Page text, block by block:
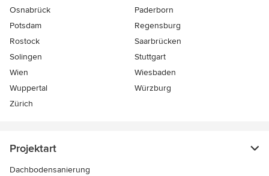
Osnabrück
Paderborn
Potsdam
Regensburg
Rostock
Saarbrücken
Solingen
Stuttgart
Wien
Wiesbaden
Wuppertal
Würzburg
Zürich
Projektart
Dachbodensanierung